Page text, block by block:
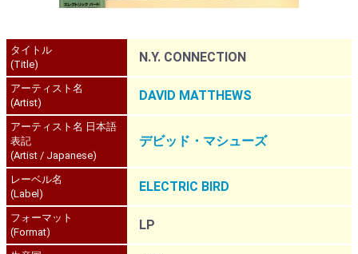
タイトル
(Title)
N.Y. CONNECTION
アーティスト名
(Artist)
DAVID MATTHEWS
アーティスト名 日本語
表記
(Artist / Japanese)
デビッド・マシューズ
レーベル名
(Label)
ELECTRIC BIRD
フォーマット
(Format)
LP